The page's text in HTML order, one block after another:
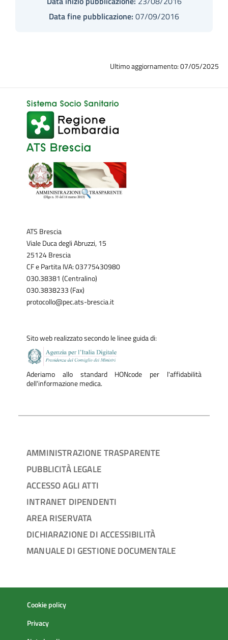
Data fine pubblicazione: 07/09/2016
Ultimo aggiornamento: 07/05/2025
ATS Brescia
Viale Duca degli Abruzzi, 15
25124 Brescia
CF e Partita IVA: 03775430980
030.38381 (Centralino)
030.3838233 (Fax)
protocollo@pec.ats-brescia.it
Sito web realizzato secondo le linee guida di:
Aderiamo allo standard HONcode per l'affidabilità
dell'informazione medica.
AMMINISTRAZIONE TRASPARENTE
PUBBLICITÀ LEGALE
ACCESSO AGLI ATTI
INTRANET DIPENDENTI
AREA RISERVATA
DICHIARAZIONE DI ACCESSIBILITÀ
MANUALE DI GESTIONE DOCUMENTALE
Cookie policy
Privacy